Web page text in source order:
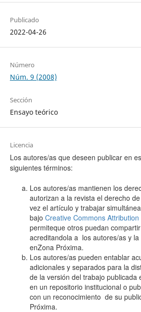
Publicado
2022-04-26
Número
Núm. 9 (2008)
Sección
Ensayo teórico
Licencia
Los autores/as que deseen publicar en
siguientes términos:
Los autores/as mantienen los
autorizan a la revista el derecho
vez el artículo y trabajar
bajo Creative Commons
permiteque otros puedan
acreditandola a los autores/as y la
enZona Próxima.
Los autores/as pueden entablar
adicionales y separados para la
de la versión del trabajo publicada
en un repositorio institucional o
con un reconocimiento de su
Próxima.